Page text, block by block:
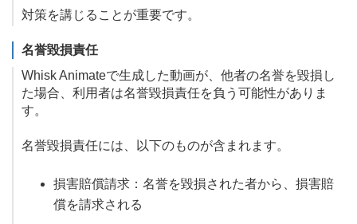
対策を講じることが重要です。
名誉毀損責任
Whisk Animateで生成した動画が、他者の名誉を毀損し
た場合、利用者は名誉毀損責任を負う可能性がありま
す。
名誉毀損責任には、以下のものが含まれます。
損害賠償請求：名誉を毀損された者から、損害賠
償を請求される